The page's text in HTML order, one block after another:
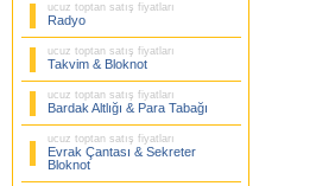
ucuz toptan satış fiyatları
Radyo
ucuz toptan satış fiyatları
Takvim & Bloknot
ucuz toptan satış fiyatları
Bardak Altlığı & Para Tabağı
ucuz toptan satış fiyatları
Evrak Çantası & Sekreter
Bloknot